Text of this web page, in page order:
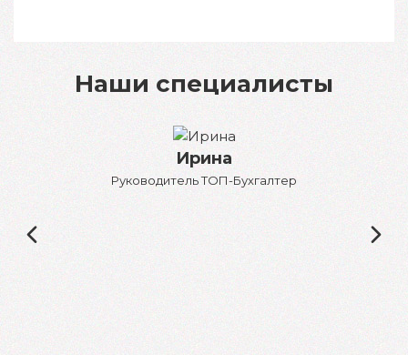
Наши специалисты
Ирина
Руководитель ТОП-Бухгалтер